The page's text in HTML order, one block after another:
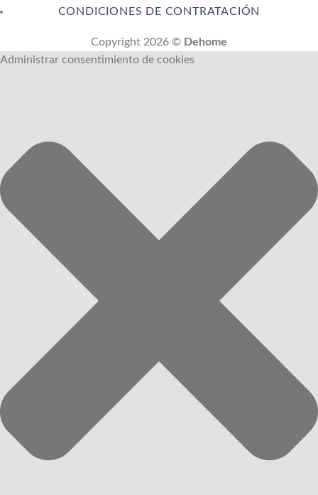
CONDICIONES DE CONTRATACIÓN
Copyright 2026 © Dehome
Administrar consentimiento de cookies